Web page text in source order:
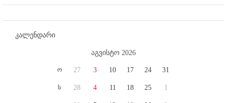
კალენდარი
აგვისტო 2026
ო
ს
27
28
3
4
10
11
17
18
24
25
31
1